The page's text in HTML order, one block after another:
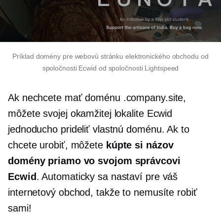
Príklad domény pre webovú stránku elektronického obchodu od
spoločnosti Ecwid od spoločnosti Lightspeed
Ak nechcete mať doménu .company.site,
môžete svojej okamžitej lokalite Ecwid
jednoducho prideliť vlastnú doménu. Ak to
chcete urobiť, môžete kúpte si názov
domény priamo vo svojom správcovi
Ecwid. Automaticky sa nastaví pre váš
internetový obchod, takže to nemusíte robiť
sami!